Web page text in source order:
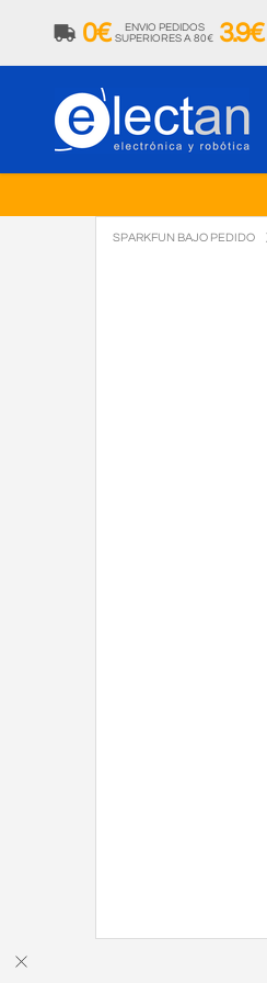
0€
ENVIO PEDIDOS
SUPERIORES A 80€ 3.9€
SPARKFUN BAJO PEDIDO